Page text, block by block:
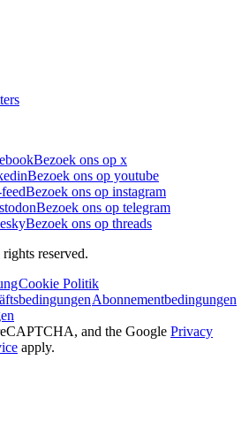
Bezoek ons op x
Bezoek ons op youtube
Bezoek ons op instagram
Bezoek ons op telegram
Bezoek ons op threads
reserved.
Cookie Politik
Abonnementbedingungen
and the Google Privacy
apply.